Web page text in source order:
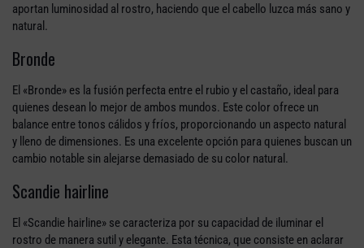
aportan luminosidad al rostro, haciendo que el cabello luzca más sano y
natural.
Bronde
El «Bronde» es la fusión perfecta entre el rubio y el castaño, ideal para
quienes desean lo mejor de ambos mundos. Este color ofrece un
balance entre tonos cálidos y fríos, proporcionando un aspecto natural
y lleno de dimensiones. Es una excelente opción para quienes buscan un
cambio notable sin alejarse demasiado de su color natural.
Scandie hairline
El «Scandie hairline» se caracteriza por su capacidad de iluminar el
rostro de manera sutil y elegante. Esta técnica, que consiste en aclarar